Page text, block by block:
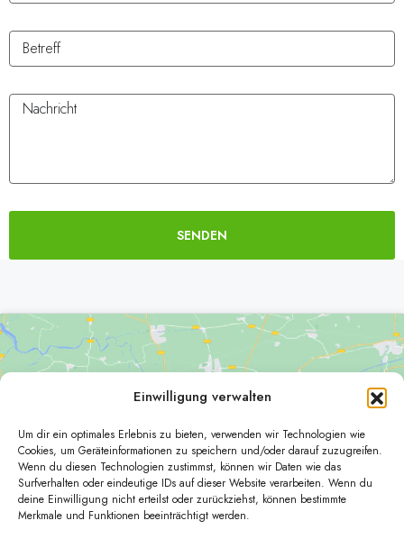
Einwilligung verwalten
Um dir ein optimales Erlebnis zu bieten, verwenden wir Technologien wie
Cookies, um Geräteinformationen zu speichern und/oder darauf zuzugreifen.
Wenn du diesen Technologien zustimmst, können wir Daten wie das
Surfverhalten oder eindeutige IDs auf dieser Website verarbeiten. Wenn du
deine Einwilligung nicht erteilst oder zurückziehst, können bestimmte
Merkmale und Funktionen beeinträchtigt werden.
SENDEN
Klicke hier, um Marketing-Cookies zu
akzeptieren und diesen Inhalt zu aktivieren